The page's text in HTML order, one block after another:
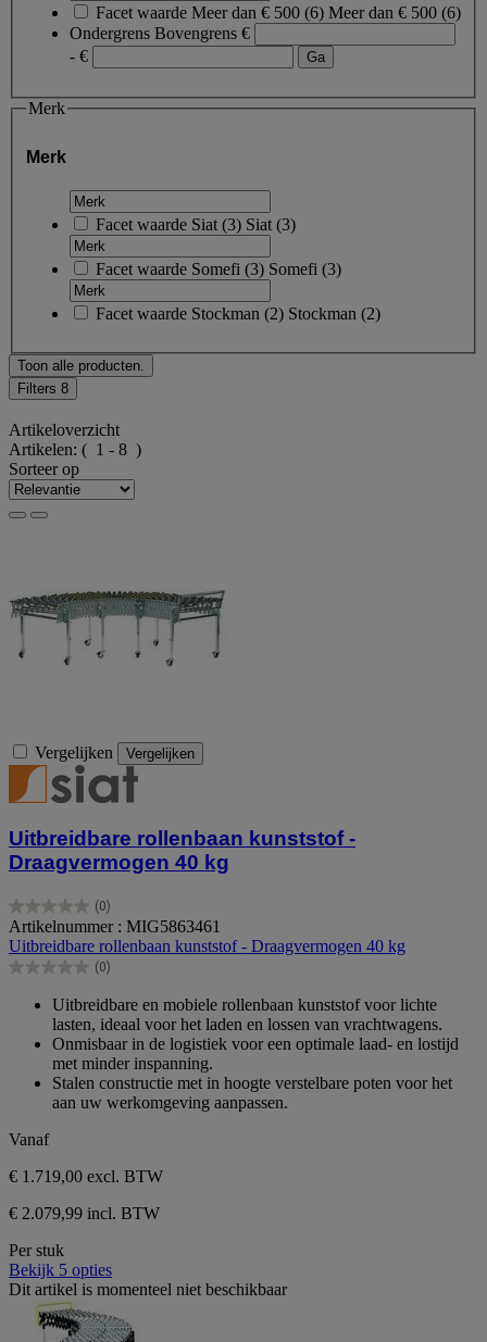
Facet waarde Meer dan € 500 (6) Meer dan € 500 (6)
Ondergrens Bovengrens €
- €
Merk
Merk
Facet waarde Siat (3) Siat (3)
Facet waarde Somefi (3) Somefi (3)
Facet waarde Stockman (2) Stockman (2)
Toon alle producten.
Filters 8
Artikeloverzicht
Artikelen: ( 1 - 8 )
Sorteer op
Vergelijken Vergelijken
Uitbreidbare rollenbaan kunststof -
Draagvermogen 40 kg
(0)
0.0
van
de
5
Artikelnummer : MIG5863461
Uitbreidbare rollenbaan kunststof - Draagvermogen 40 kg
(0)
0.0
sterren.
Uitbreidbare en mobiele rollenbaan kunststof voor lichte
lasten, ideaal voor het laden en lossen van vrachtwagens.
Onmisbaar in de logistiek voor een optimale laad- en lostijd
met minder inspanning.
Stalen constructie met in hoogte verstelbare poten voor het
aan uw werkomgeving aanpassen.
Vanaf
€ 1.719,00 excl. BTW
€ 2.079,99 incl. BTW
Per stuk
Bekijk 5 opties
Dit artikel is momenteel niet beschikbaar